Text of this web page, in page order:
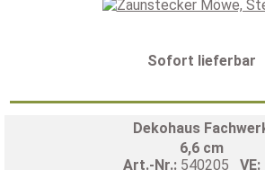
Sofort lieferbar
Dekohaus
6,6 cm
Art.-Nr.: 540205 VE: